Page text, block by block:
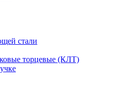
стали
торцевые (КЛТ)